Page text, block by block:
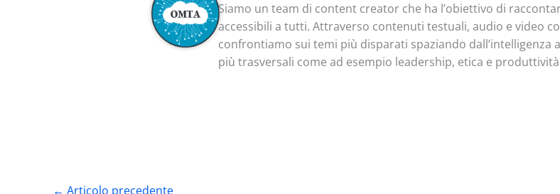
Siamo un team di content creator che ha l’obiettivo di
accessibili a tutti. Attraverso contenuti testuali, audio e video
confrontiamo sui temi più disparati spaziando dall’intelligenza
più trasversali come ad esempio leadership, etica e
← Articolo precedente